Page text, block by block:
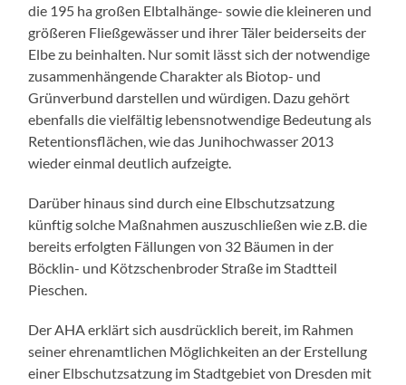
die 195 ha großen Elbtalhänge- sowie die kleineren und
größeren Fließgewässer und ihrer Täler beiderseits der
Elbe zu beinhalten. Nur somit lässt sich der notwendige
zusammenhängende Charakter als Biotop- und
Grünverbund darstellen und würdigen. Dazu gehört
ebenfalls die vielfältig lebensnotwendige Bedeutung als
Retentionsflächen, wie das Junihochwasser 2013
wieder einmal deutlich aufzeigte.
Darüber hinaus sind durch eine Elbschutzsatzung
künftig solche Maßnahmen auszuschließen wie z.B. die
bereits erfolgten Fällungen von 32 Bäumen in der
Böcklin- und Kötzschenbroder Straße im Stadtteil
Pieschen.
Der AHA erklärt sich ausdrücklich bereit, im Rahmen
seiner ehrenamtlichen Möglichkeiten an der Erstellung
einer Elbschutzsatzung im Stadtgebiet von Dresden mit